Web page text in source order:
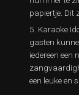
papiertje. Dit
Karaoke
gasten
iedereen een
een leuke en